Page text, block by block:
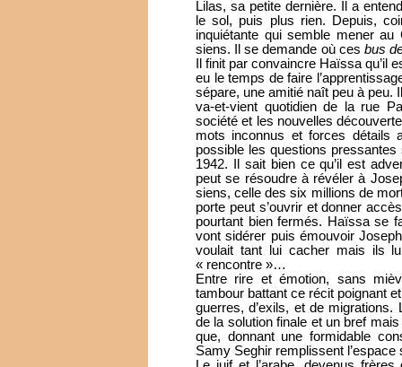
Lilas, sa petite dernière. Il a
le sol, puis plus rien. Depuis,
inquiétante qui semble mener au
siens. Il se demande où ces bus
Il finit par convaincre Haïssa qu’il
eu le temps de faire
sépare, une amitié naît peu à peu.
va-et-vient quotidien de la rue
société et les nouvelles
mots inconnus et forces détails
possible les questions
1942. Il sait bien ce qu’il est
peut se résoudre à révéler à
siens, celle des six millions de
porte peut s’ouvrir et donner
pourtant bien fermés. Haïssa se
vont sidérer puis émouvoir
voulait tant lui cacher mais ils lui
« rencontre »…
Entre rire et émotion, sans
tambour battant ce récit poignant
guerres, d’exils, et de
de la solution finale et un bref
que, donnant une formidable
Samy Seghir remplissent